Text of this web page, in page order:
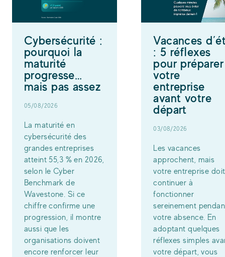
Cybersécurité :
pourquoi la
maturité
progresse…
mais pas assez
05/08/2026
La maturité en
cybersécurité des
grandes entreprises
atteint 55,3 % en 2026,
selon le Cyber
Benchmark de
Wavestone. Si ce
chiffre confirme une
progression, il montre
aussi que les
organisations doivent
encore renforcer leur
Vacances
: 5 réflexes
pour préparer
votre
entreprise
avant votre
départ
03/08/2026
Les vacances
approchent, mais
votre entreprise doit
continuer à
fonctionner
sereinement
votre absence. En
adoptant quelques
réflexes simples
votre départ, vous